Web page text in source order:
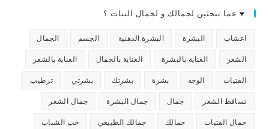
♥ عما تبحثين لجمالك و لجمال البنات ؟
اعشاب البشرة البشرة الدهنية الجسم الجمال
الشعر العناية بالبشرة العناية بالجمال العناية بالشعر
الفتيات الوجه بشرة بشرتك بشرتي ترطيب
تساقط الشعر جمال جمال البشرة جمال الشعر
جمال الفتيات جمالك جمالك الطبيعي حب الشباب